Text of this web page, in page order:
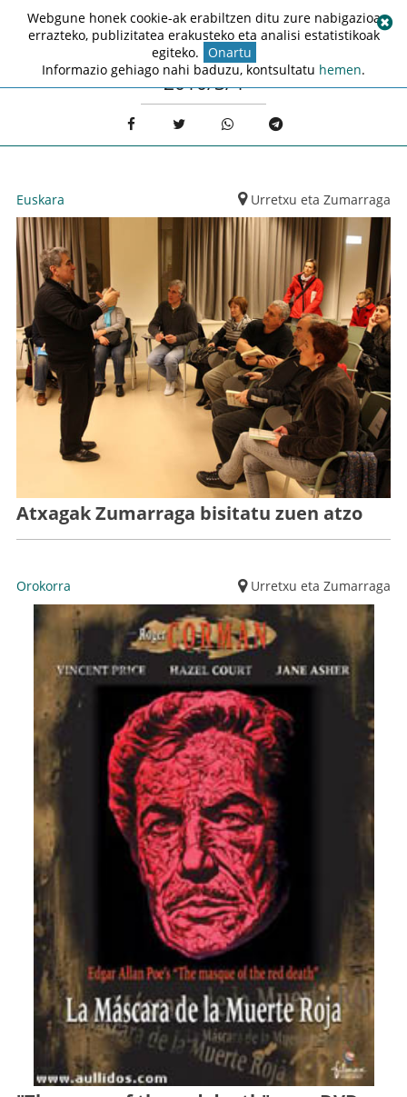
2010/3/4
Euskara Urretxu eta Zumarraga
Atxagak Zumarraga bisitatu zuen atzo
Orokorra Urretxu eta Zumarraga
Webgune honek cookie-ak erabiltzen ditu zure nabigazioa
errazteko, publizitatea erakusteko eta analisi estatistikoak
egiteko. Onartu
Informazio gehiago nahi baduzu, kontsultatu hemen.